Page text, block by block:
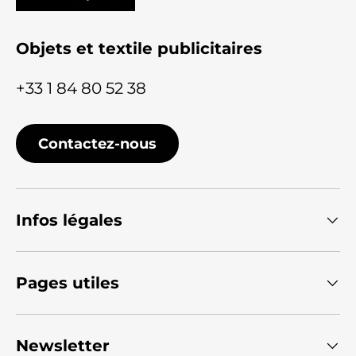
Objets et textile publicitaires
+33 1 84 80 52 38
Contactez-nous
Infos légales
Pages utiles
Newsletter